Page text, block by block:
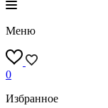
Меню
0
Избранное